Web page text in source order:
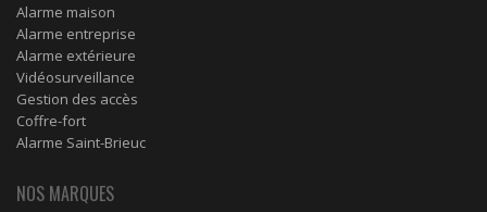
Alarme maison
Alarme entreprise
Alarme extérieure
Vidéosurveillance
Gestion des accès
Coffre-fort
Alarme Saint-Brieuc
NOS MARQUES